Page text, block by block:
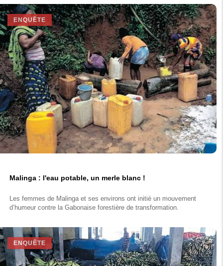
ENQUÊTE
Malinga : l'eau potable, un merle blanc !
Les femmes de Malinga et ses environs ont initié un mouvement
d’humeur contre la Gabonaise forestière de transformation.
ENQUÊTE